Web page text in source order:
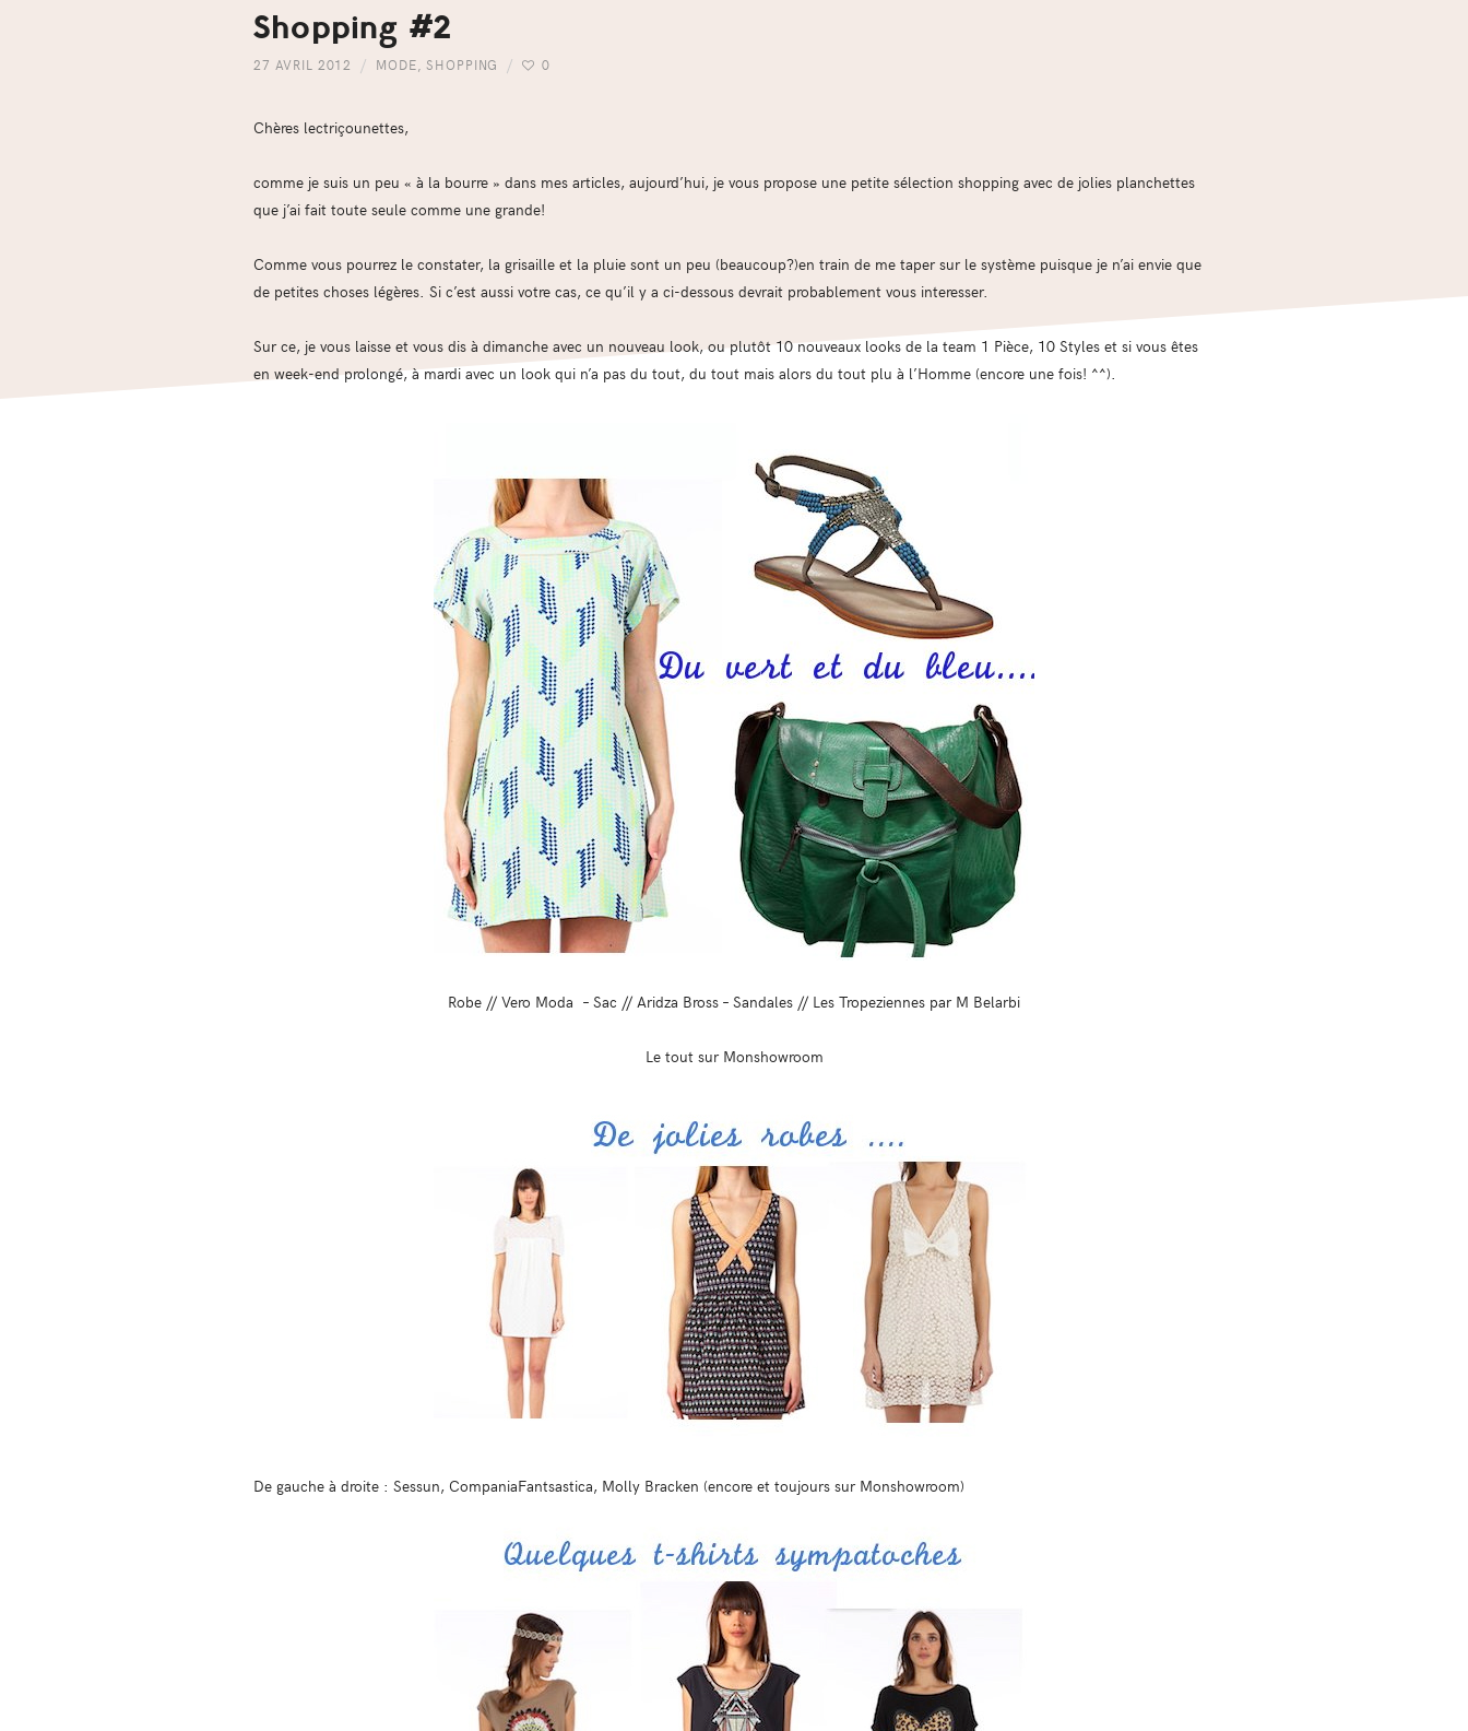
Shopping #2
27 AVRIL 2012 MODE SHOPPING 0
Chères lectriçounettes,
comme je suis un peu « à la bourre » dans mes articles, aujourd’hui, je vous propose une petite sélection shopping avec de jolies planchettes
que j’ai fait toute seule comme une grande!
Comme vous pourrez le constater, la grisaille et la pluie sont un peu (beaucoup?)en train de me taper sur le système puisque je n’ai envie que
de petites choses légères. Si c’est aussi votre cas, ce qu’il y a ci-dessous devrait probablement vous interesser.
Sur ce, je vous laisse et vous dis à dimanche avec un nouveau look, ou plutôt 10 nouveaux looks de la team 1 Pièce, 10 Styles et si vous êtes
en week-end prolongé, à mardi avec un look qui n’a pas du tout, du tout mais alors du tout plu à l’Homme (encore une fois! ^^).
Robe // Vero Moda – Sac // Aridza Bross – Sandales // Les Tropeziennes par M Belarbi
Le tout sur Monshowroom
De gauche à droite : Sessun, CompaniaFantsastica, Molly Bracken (encore et toujours sur Monshowroom)